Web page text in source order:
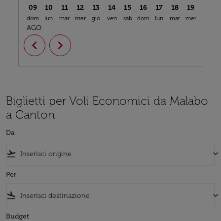
09
dom
AGO
10
lun
11
mar
12
mer
13
gio
14
ven
15
sab
16
dom
17
lun
18
mar
19
mer
chevron_left chevron_right
Biglietti per Voli Economici da Malabo
a Canton
Da
flight_takeoff keyboard_arrow_down
Per
flight_land keyboard_arrow_down
Budget